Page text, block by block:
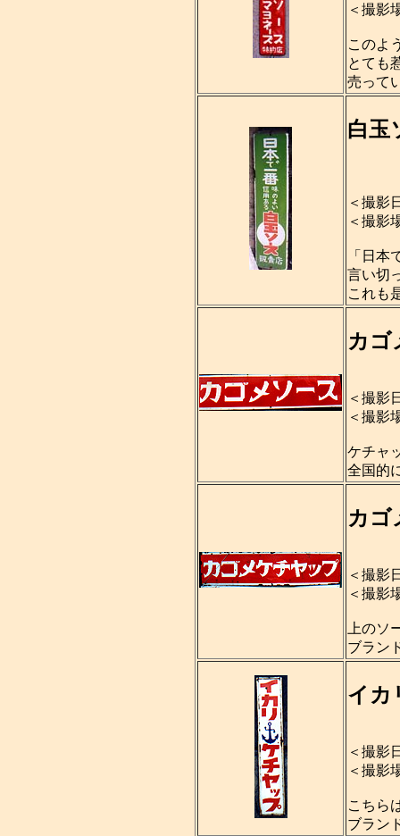
＜撮影
このよ
とても
売って
白玉
＜撮影
＜撮影
「日本
言い切
これも
カゴ
＜撮影
＜撮影
ケチャ
全国的
カゴ
＜撮
＜撮影
上のソ
ブラン
イカ
＜撮影
＜撮影
こちら
ブラン